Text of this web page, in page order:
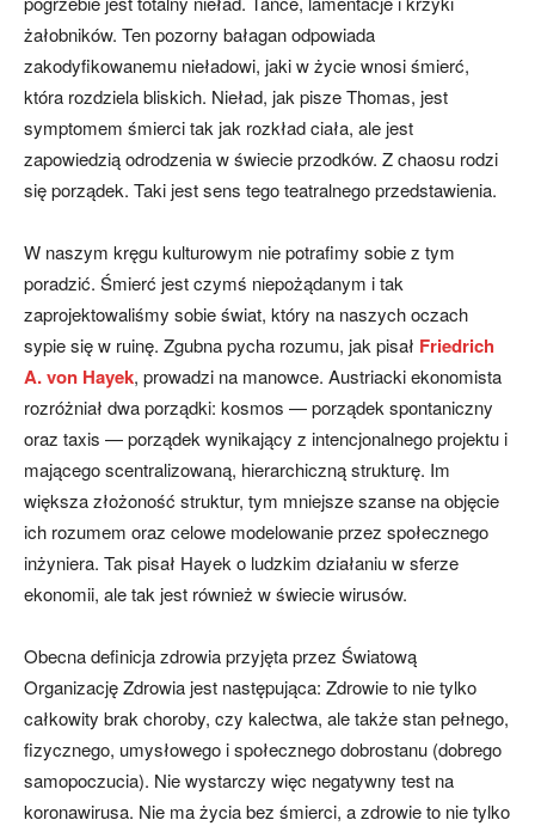
żałobników. Ten pozorny bałagan odpowiada
zakodyfikowanemu nieładowi, jaki w życie wnosi śmierć,
która rozdziela bliskich. Nieład, jak pisze Thomas, jest
symptomem śmierci tak jak rozkład ciała, ale jest
zapowiedzią odrodzenia w świecie przodków. Z chaosu rodzi
się porządek. Taki jest sens tego teatralnego przedstawienia.
W naszym kręgu kulturowym nie potrafimy sobie z tym
poradzić. Śmierć jest czymś niepożądanym i tak
zaprojektowaliśmy sobie świat, który na naszych oczach
sypie się w ruinę. Zgubna pycha rozumu, jak pisał Friedrich
A. von Hayek, prowadzi na manowce. Austriacki ekonomista
rozróżniał dwa porządki: kosmos — porządek spontaniczny
oraz taxis — porządek wynikający z intencjonalnego projektu i
mającego scentralizowaną, hierarchiczną strukturę. Im
większa złożoność struktur, tym mniejsze szanse na objęcie
ich rozumem oraz celowe modelowanie przez społecznego
inżyniera. Tak pisał Hayek o ludzkim działaniu w sferze
ekonomii, ale tak jest również w świecie wirusów.
Obecna definicja zdrowia przyjęta przez Światową
Organizację Zdrowia jest następująca: Zdrowie to nie tylko
całkowity brak choroby, czy kalectwa, ale także stan pełnego,
fizycznego, umysłowego i społecznego dobrostanu (dobrego
samopoczucia). Nie wystarczy więc negatywny test na
koronawirusa. Nie ma życia bez śmierci, a zdrowie to nie tylko